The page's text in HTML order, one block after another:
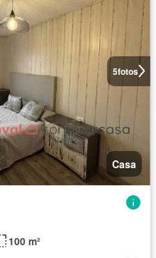
5fotos
Casa
100 m²